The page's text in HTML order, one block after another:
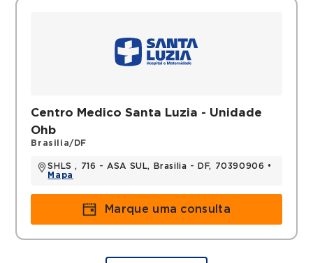
Graduação em Medicina - Fundação de
Ensino e Pesquisa em Ciências da Saúde -
Centro Medico Santa Luzia - Unidade
Ohb
Brasilia/DF
SHLS , 716 - ASA SUL, Brasilia - DF, 70390906 •
Mapa
Marque uma consulta